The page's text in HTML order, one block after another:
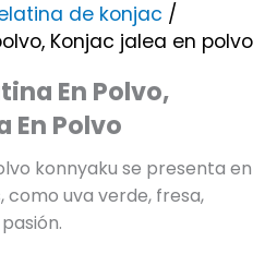
de konjac /
Konjac jalea en polvo
En Polvo,
En Polvo
konnyaku se presenta en
como uva verde, fresa,